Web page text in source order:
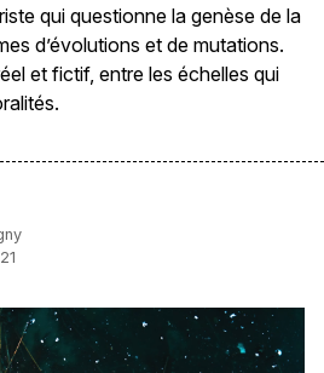
qui questionne la genèse de la
d’évolutions et de mutations.
et fictif, entre les échelles qui